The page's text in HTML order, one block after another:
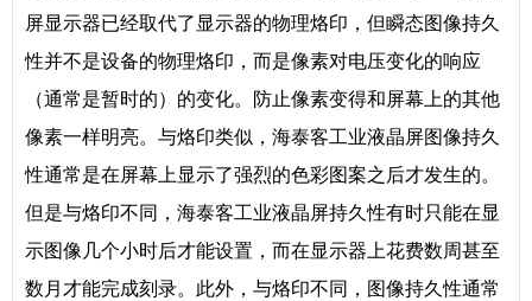
屏显示器已经取代了显示器的物理烙印，但瞬态图像持久
性并不是设备的物理烙印，而是像素对电压变化的响应
（通常是暂时的）的变化。防止像素变得和屏幕上的其他
像素一样明亮。与烙印类似，海泰客工业液晶屏图像持久
性通常是在屏幕上显示了强烈的色彩图案之后才发生的。
但是与烙印不同，海泰客工业液晶屏持久性有时只能在显
示图像几个小时后才能设置，而在显示器上花费数周甚至
数月才能完成刻录。此外，与烙印不同，图像持久性通常